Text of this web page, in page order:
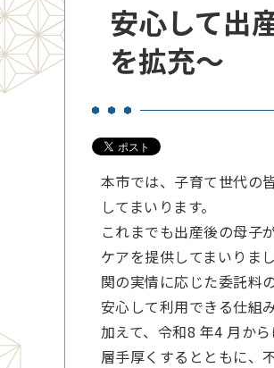
安心して出
を拡充～
本市では、子育て世代の
してまいります。
これまでも出産後の母子
ケアを提供してまいりま
関の実情に応じた委託料
安心して利用できる仕組
加えて、令和8 年4 月か
層手厚くするとともに、